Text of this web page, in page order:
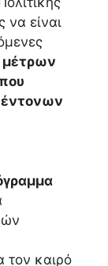
να είναι
έντονων
τον καιρό